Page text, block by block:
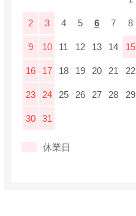
2 3 4 5 6 7 8
9 10 11 12 13 14 15
16 17 18 19 20 21 22
23 24 25 26 27 28 29
30 31
休業日